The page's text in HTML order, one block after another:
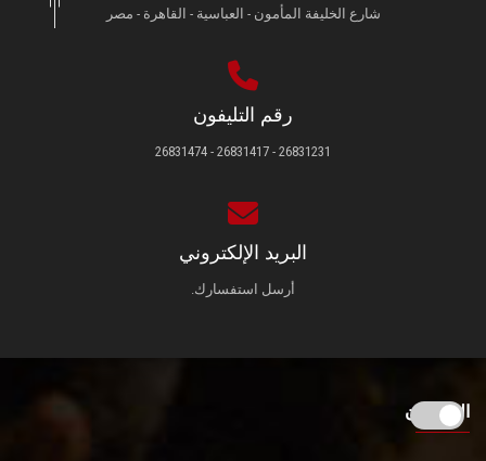
شارع الخليفة المأمون - العباسية - القاهرة - مصر
رقم التليفون
26831231 - 26831417 - 26831474
البريد الإلكتروني
أرسل استفسارك.
الزائـرون